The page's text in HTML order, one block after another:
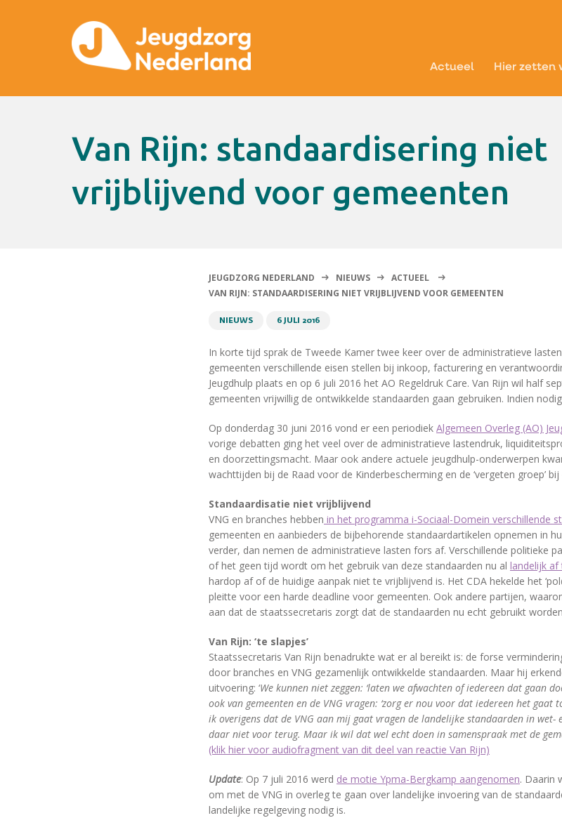
Actueel Hier zetten
Van Rijn: standaardisering niet
vrijblijvend voor gemeenten
JEUGDZORG NEDERLAND NIEUWS
ACTUEEL
VAN RIJN: STANDAARDISERING NIET VRIJBLIJVEND VOOR GEMEENTEN
NIEUWS 6 JULI 2016
In korte tijd sprak de Tweede Kamer twee keer over de administratieve
gemeenten verschillende eisen stellen bij inkoop, facturering en
Jeugdhulp plaats en op 6 juli 2016 het AO Regeldruk Care. Van Rijn wil half
gemeenten vrijwillig de ontwikkelde standaarden gaan gebruiken. Indien
Op donderdag 30 juni 2016 vond er een periodiek Algemeen Overleg (AO)
vorige debatten ging het veel over de administratieve lastendruk,
en doorzettingsmacht. Maar ook andere actuele jeugdhulp-onderwerpen
wachttijden bij de Raad voor de Kinderbescherming en de ‘vergeten groep’
Standaardisatie niet vrijblijvend
VNG en branches hebben in het programma i-Sociaal-Domein verschillende
gemeenten en aanbieders de bijbehorende standaardartikelen opnemen in
verder, dan nemen de administratieve lasten fors af. Verschillende politieke
of het geen tijd wordt om het gebruik van deze standaarden nu al landelijk af
hardop af of de huidige aanpak niet te vrijblijvend is. Het CDA hekelde het
pleitte voor een harde deadline voor gemeenten. Ook andere partijen,
aan dat de staatssecretaris zorgt dat de standaarden nu echt gebruikt
Van Rijn: ‘te slapjes’
Staatssecretaris Van Rijn benadrukte wat er al bereikt is: de forse
door branches en VNG gezamenlijk ontwikkelde standaarden. Maar hij
uitvoering: ‘We kunnen niet zeggen: ‘laten we afwachten of iedereen dat gaan
ook van gemeenten en de VNG vragen: ‘zorg er nou voor dat iedereen het gaat
ik overigens dat de VNG aan mij gaat vragen de landelijke standaarden in wet-
daar niet voor terug. Maar ik wil dat wel echt doen in samenspraak met de
(klik hier voor audiofragment van dit deel van reactie Van Rijn)
Update: Op 7 juli 2016 werd de motie Ypma-Bergkamp aangenomen. Daarin
om met de VNG in overleg te gaan over landelijke invoering van de
landelijke regelgeving nodig is.